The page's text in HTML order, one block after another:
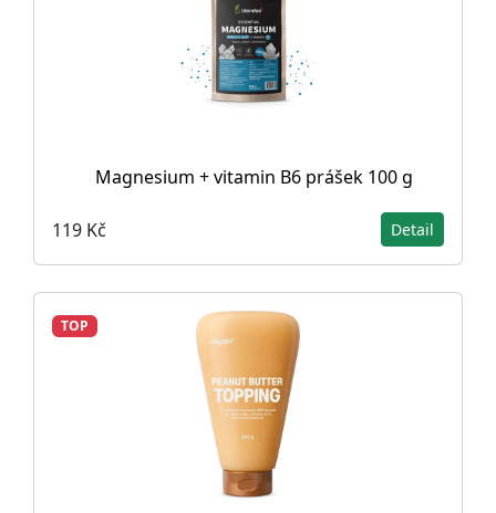
Magnesium + vitamin B6 prášek 100 g
119 Kč Detail
TOP